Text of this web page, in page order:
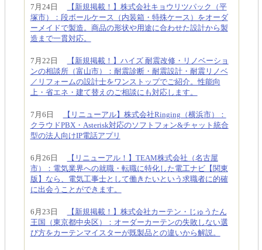
7月24日
【新規掲載！】株式会社キョウリツパック（平
塚市）：段ボールケース（内装箱・特殊ケース）をオーダ
ーメイドで製造。商品の形状や用途に合わせた設計から製
造まで一貫対応。
7月22日
【新規掲載！】ハイズ 耐震改修・リノベーショ
ンの相談所（富山市）：耐震診断・耐震設計・耐震リノベ
／リフォームの設計士をワンストップでご紹介。性能向
上・省エネ・建て替えのご相談にも対応します。
7月6日
【リニューアル】株式会社Ringing（横浜市）：
クラウドPBX・Asterisk対応のソフトフォン&チャット統合
型の法人向けIP電話アプリ
6月26日
【リニューアル！】TEAM株式会社（名古屋
市）：電気業界への就職・転職に特化した電工ナビ【関東
版】なら、電気工事士として働きたいという求職者に的確
に出会うことができます。
6月23日
【新規掲載！】株式会社カーテン・じゅうたん
王国（東京都中央区）：オーダーカーテンの失敗しない選
び方をカーテンマイスターが既製品との違いから解説。